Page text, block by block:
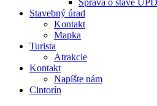
Správa o stave
Stavebný úrad
Kontakt
Mapka
Turista
Atrakcie
Kontakt
Napíšte nám
Cintorín